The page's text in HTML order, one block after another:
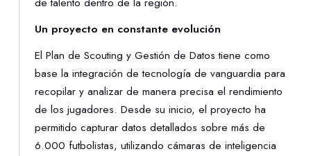
Un proyecto en constante evolución
El Plan de Scouting y Gestión de Datos tiene como
base la integración de tecnología de vanguardia para
recopilar y analizar de manera precisa el rendimiento
de los jugadores. Desde su inicio, el proyecto ha
permitido capturar datos detallados sobre más de
6.000 futbolistas, utilizando cámaras de inteligencia